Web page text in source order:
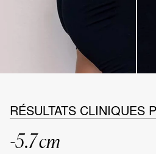
RÉSULTATS CLINIQUES
-5.7 cm